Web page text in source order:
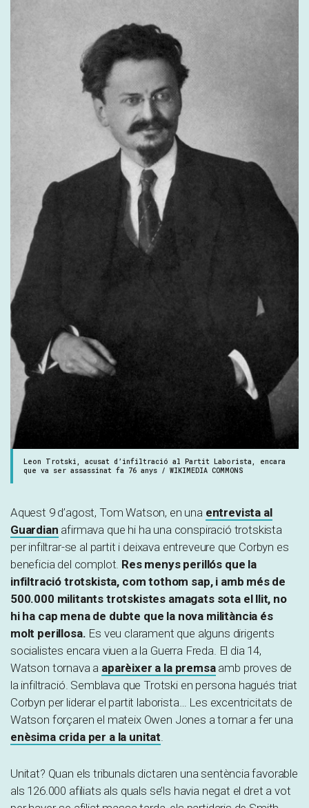
Leon Trotski, acusat d’infiltració al Partit Laborista, encara
que va ser assassinat fa 76 anys / WIKIMEDIA COMMONS
Aquest 9 d’agost, Tom Watson, en una entrevista al
Guardian afirmava que hi ha una conspiració trotskista
per infiltrar-se al partit i deixava entreveure que Corbyn es
beneficia del complot. Res menys perillós que la
infiltració trotskista, com tothom sap, i amb més de
500.000 militants trotskistes amagats sota el llit, no
hi ha cap mena de dubte que la nova militància és
molt perillosa. Es veu clarament que alguns dirigents
socialistes encara viuen a la Guerra Freda. El dia 14,
Watson tornava a aparèixer a la premsaamb proves de
la infiltració. Semblava que Trotski en persona hagués triat
Corbyn per liderar el partit laborista… Les excentricitats de
Watson forçaren el mateix Owen Jones a tornar a fer una
enèsima crida per a la unitat
Unitat? Quan els tribunals dictaren una sentència favorable
als 126.000 afiliats als quals se’ls havia negat el dret a vot